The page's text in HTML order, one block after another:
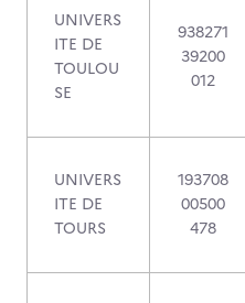
UNIVERS
ITE DE
TOULOU
SE
938271
39200
012
UNIVERS
ITE DE
TOURS
193708
00500
478